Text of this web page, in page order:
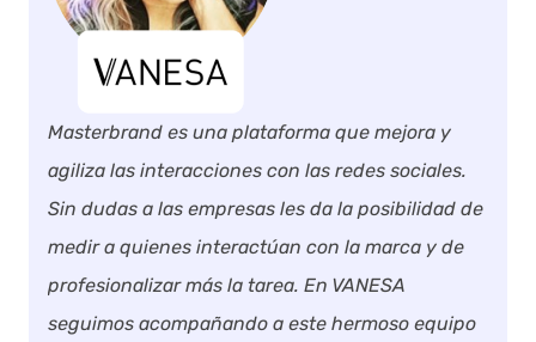
que mejora y
las redes sociales.
da la posibilidad de
con la marca y de
En VANESA
este hermoso equipo